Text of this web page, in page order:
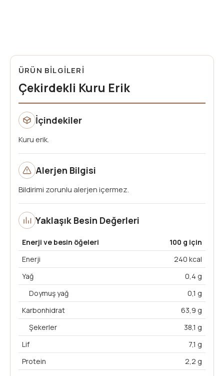
ÜRÜN BİLGİLERİ
Çekirdekli Kuru Erik
İçindekiler
Kuru erik.
Yaklaşık Besin Değerleri
Enerji ve besin öğeleri
100 g için
Enerji
240 kcal
Yağ
0,4 g
Doymuş yağ
0,1 g
Karbonhidrat
63,9 g
Şekerler
38,1 g
Lif
7,1 g
Protein
2,2 g
Alerjen Bilgisi
Bildirimi zorunlu alerjen içermez.